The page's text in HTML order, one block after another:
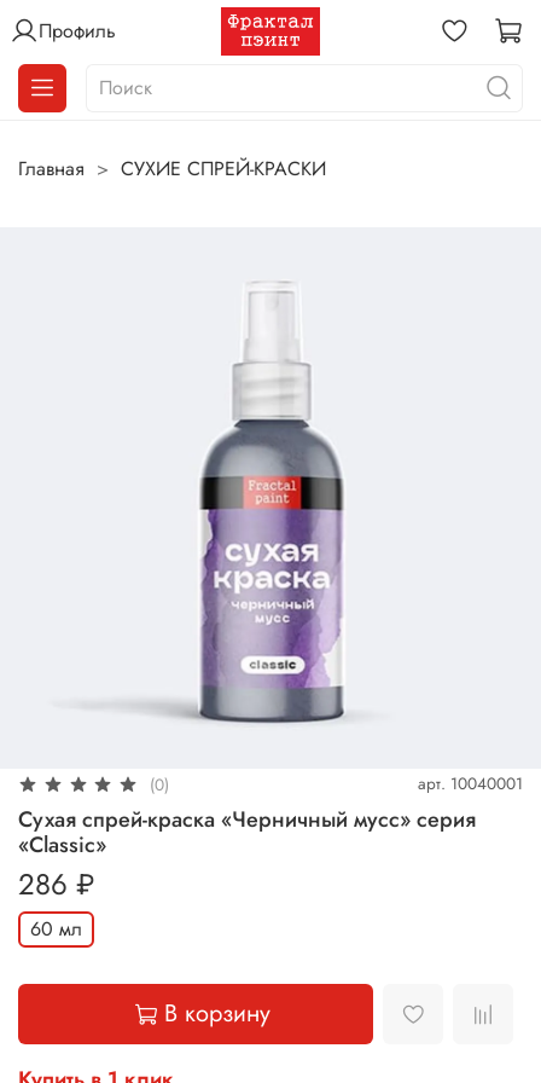
Профиль
Главная СУХИЕ СПРЕЙ-КРАСКИ
(0) арт. 10040001
Сухая спрей-краска «Черничный мусс» серия
«Classic»
286 ₽
60 мл
В корзину